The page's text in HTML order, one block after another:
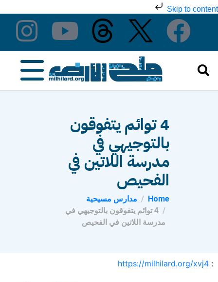
Skip to content
4 توائم يتفوقون
بالتوجيهي في
مدرسة اللاتين في
الفحيص
Home
مدارس مسيحية
4 توائم يتفوقون بالتوجيهي في
مدرسة اللاتين في الفحيص
:
https://milhilard.org/xvj4